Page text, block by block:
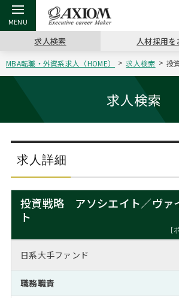
戻る
アクシアムの特長
サービス案内
コンサルタントの紹介
戻る
キャリア支援 TOP
キャリアデザイン講座
（最新求人市場動向）
ステージ別アドバイス
MBAの転職事例
MBA留学生数の推移
インターン受入企業一覧
戻る
転職ツール TOP
英文レジュメの書き方
職務経歴書の書き方
よくある面接Q&A集
戻る
転職コラム TOP
“展”職相談室
転職市場の明日をよめ
転職成功への4つの鍵
戻る
イベント・セミナー TOP
ジョブフェア
キャリアデザインセミナー
キャリアフォーラム
戻る
会社概要 TOP
沿革
主なクライアント
採用情報
求人検索 人材採用
MBA転職・外資系求人（HOME） 求人検索 投
求人検索
求人詳細
投資戦略 アソシエイト／ヴァ
ト
［
日系大手ファンド
職務職責